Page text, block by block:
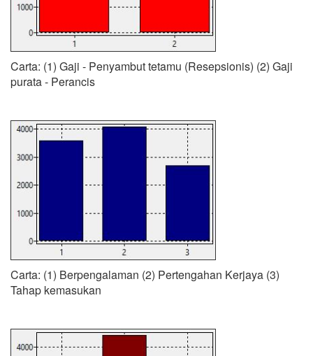
Carta: (1) Gaji - Penyambut tetamu (Resepsionis) (2) Gaji
purata - Perancis
Carta: (1) Berpengalaman (2) Pertengahan Kerjaya (3)
Tahap kemasukan